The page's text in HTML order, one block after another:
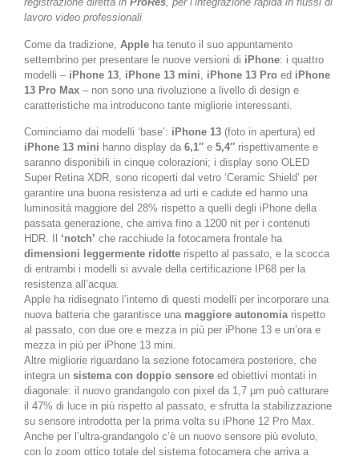
lavoro video professionali
Come da tradizione, Apple ha tenuto il suo appuntamento
settembrino per presentare le nuove versioni di iPhone: i quattro
modelli – iPhone 13 iPhone 13 mini iPhone 13 Pro ed iPhone
13 Pro Max – non sono una rivoluzione a livello di design e
caratteristiche ma introducono tante migliorie interessanti.
Cominciamo dai modelli ‘base’: iPhone 13 (foto in apertura) ed
iPhone 13 mini hanno display da 6,1″ e 5,4″ rispettivamente e
saranno disponibili in cinque colorazioni; i display sono OLED
Super Retina XDR, sono ricoperti dal vetro ‘Ceramic Shield’ per
garantire una buona resistenza ad urti e cadute ed hanno una
luminosità maggiore del 28% rispetto a quelli degli iPhone della
passata generazione, che arriva fino a 1200 nit per i contenuti
HDR. Il ‘notch’ che racchiude la fotocamera frontale ha
dimensioni leggermente ridotte rispetto al passato, e la scocca
di entrambi i modelli si avvale della certificazione IP68 per la
resistenza all’acqua.
Apple ha ridisegnato l’interno di questi modelli per incorporare una
nuova batteria che garantisce una maggiore autonomiarispetto
al passato, con due ore e mezza in più per iPhone 13 e un’ora e
mezza in più per iPhone 13 mini.
Altre migliorie riguardano la sezione fotocamera posteriore, che
integra un sistema con doppio sensore ed obiettivi montati in
diagonale: il nuovo grandangolo con pixel da 1,7 µm può catturare
il 47% di luce in più rispetto al passato, e sfrutta la stabilizzazione
su sensore introdotta per la prima volta su iPhone 12 Pro Max.
Anche per l’ultra-grandangolo c’è un nuovo sensore più evoluto,
con lo zoom ottico totale del sistema fotocamera che arriva a